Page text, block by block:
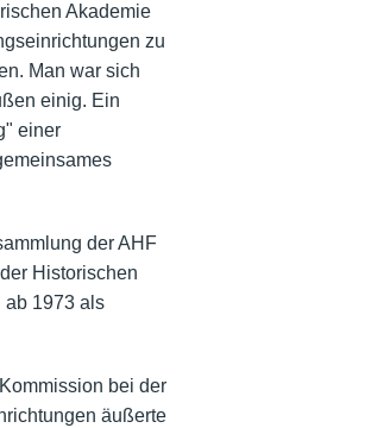
Akademie
zu
Man war sich
einig. Ein
einer
der AHF
Historischen
ab 1973 als
bei der
äußerte